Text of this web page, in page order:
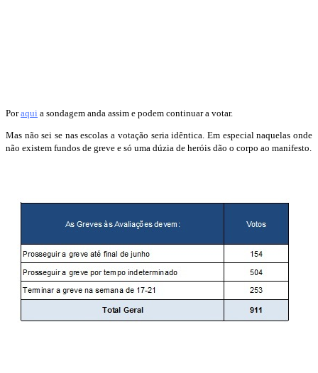
Poraqui a sondagem anda assim e podem continuar a votar.
Mas não sei se nas escolas a votação seria idêntica. Em especial naquelas onde
não existem fundos de greve e só uma dúzia de heróis dão o corpo ao manifesto.